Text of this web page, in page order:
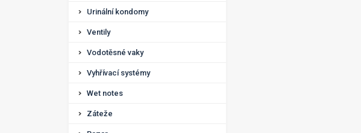
Urinální kondomy
Ventily
Vodotěsné vaky
Vyhřívací systémy
Wet notes
Záteže